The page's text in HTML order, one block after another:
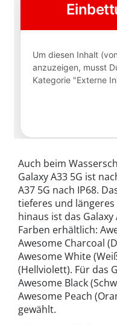
Auch beim
Galaxy A33 5G ist
A37 5G nach IP68.
tieferes und
hinaus ist das
Farben erhältlich:
Awesome Charcoal
Awesome White
(Hellviolett). Für das
Awesome Black
Awesome Peach
gewählt.